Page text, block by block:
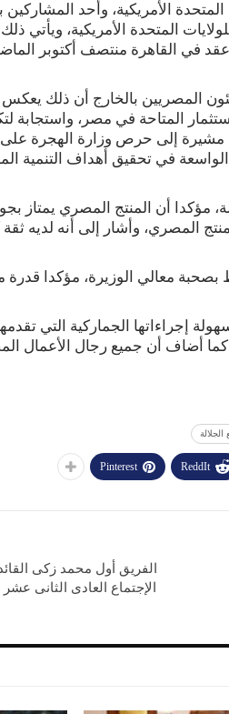
الأمريكية، وأحد
المتحدة الأمريكية، ويأتي
في القاهرة منتصف أكتوبر
المصريين بالخارج أن ذلك
المتاحة في مصر، واستجابة
مشيرة إلى حرص وزارة الهجرة على
في تحقيق أهداف التنمية
أن المنتج المصري يمتاز
المصري، وأشار إلى أنه لديه ثقة
بصحبة معالي الوزيرة، مؤكدا قدرة
إجراءاتها الجماركية التي
أضاف أن جميع رجال الأعمال
ReddIt
Pinterest
الفريق أول محمد زكى
الإجتماع العادى الثانى